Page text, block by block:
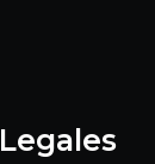
Legales